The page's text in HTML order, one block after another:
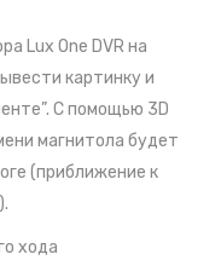
Lux One DVR на
картинку и
С помощью 3D
магнитола будет
(приближение к
хода